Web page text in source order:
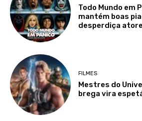
Todo Mundo em
mantém boas
desperdiça
FILMES
Mestres do
brega vira